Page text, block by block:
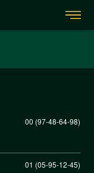
00 (97-48-64-98)
01 (05-95-12-45)